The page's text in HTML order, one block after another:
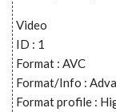
Video
ID : 1
Format : AVC
Format/Info :
Format profile :